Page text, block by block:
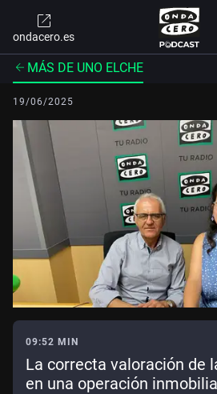
ondacero.es
MÁS DE UNO ELCHE
19/06/2025
09:52 MIN
La correcta valoración de
en una operación